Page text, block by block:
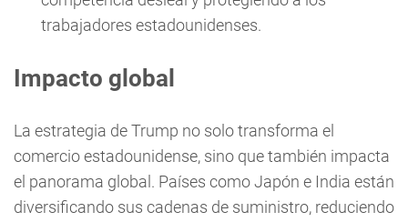
trabajadores estadounidenses.
Impacto global
La estrategia de Trump no solo transforma el
comercio estadounidense, sino que también impacta
el panorama global. Países como Japón e India están
diversificando sus cadenas de suministro, reduciendo